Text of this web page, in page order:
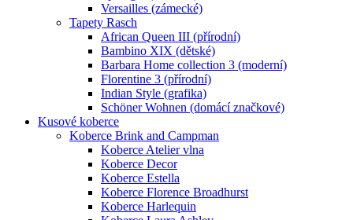
Versailles (zámecké)
Tapety Rasch
African Queen III (přírodní)
Bambino XIX (dětské)
Barbara Home collection 3 (moderní)
Florentine 3 (přírodní)
Indian Style (grafika)
Schöner Wohnen (domácí značkové)
Kusové koberce
Koberce Brink and Campman
Koberce Atelier vlna
Koberce Decor
Koberce Estella
Koberce Florence Broadhurst
Koberce Harlequin